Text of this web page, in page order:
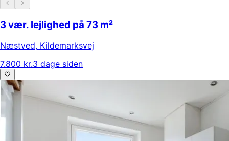
3 vær. lejlighed på 73 m²
Næstved, Kildemarksvej
7.800 kr.3 dage siden